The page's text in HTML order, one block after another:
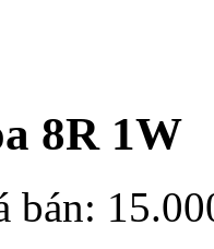
8R 1W
bán: